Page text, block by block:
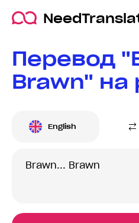
Перевод
Brawn" на
English